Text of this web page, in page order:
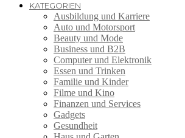
KATEGORIEN
Ausbildung und Karriere
Auto und Motorsport
Beauty und Mode
Business und B2B
Computer und Elektronik
Essen und Trinken
Familie und Kinder
Filme und Kino
Finanzen und Services
Gadgets
Gesundheit